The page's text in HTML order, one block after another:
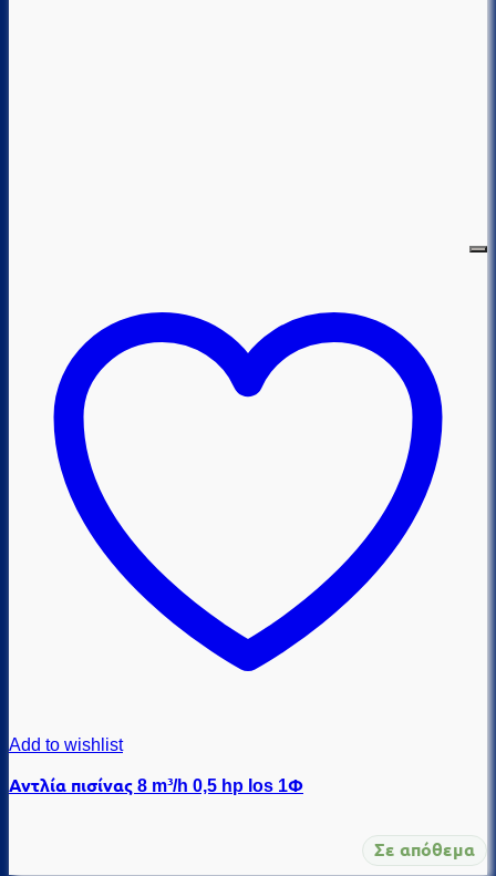
Add to wishlist
Αντλία πισίνας 8 m³/h 0,5 hp Ios 1Φ
Σε απόθεμα